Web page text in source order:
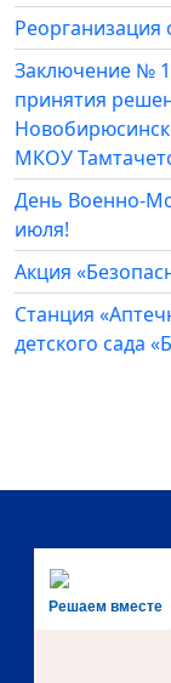
Реорганизация
Заключение №
принятия
МКОУ
День Военно-
июля!
Акция
Станция
детского сада
Решаем вместе